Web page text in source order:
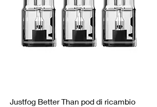
Justfog Better Than pod di ricambio